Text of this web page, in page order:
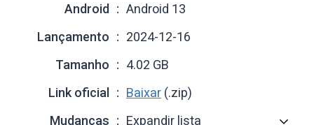
Android
Android 13
Lançamento
2024-12-16
Tamanho
4.02 GB
Link oficial
Baixar (.zip)
Mudanças
Expandir lista